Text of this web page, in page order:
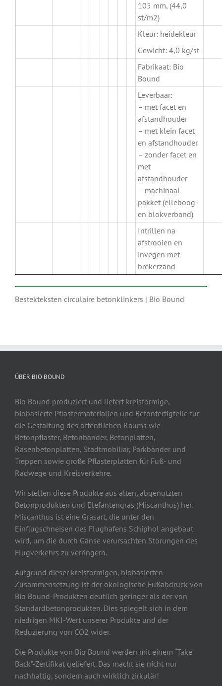
105 mm, (44,0
st/m2)
Kleur: heidekleur
Gewicht: 4,0 kg/st
Fabrikaat: Bio
Bound
Leverbaar:
– met facet en
afstandhouder
– met klein facet
en afstandhouder
– zonder facet en
met
afstandhouder
– machinaal
pakket (elleboog-
en blokverband)
Intrillen na
afstrooien en
invegen met
brekerzand
Bestekteksten circulaire betonklinkers | Bio Bound
ÜBER BIO BOUND
Bio Bound produziert und liefert kreisförmige,
biobasierte Pflastermaterialien und Betonfertigteile für
die Gestaltung des öffentlichen Raums wie
Betonpflaster, Betonbänder, Betonplatten,
Rasenbetonplatten, Stadtmobiliar, Parkbänder und
Treppen sowie große Pflasterplatten für Fuß- und
Radwege und Kreisverkehre.
Wir stellen diese Produkte aus alten, abgenutzten
Betonprodukten und Elefantengras (Miscanthus) her.
Miscanthus ist eine Grasart, die unter den
Einflugschneisen des Flughafens Schiphol angebaut
wird, um die durch Gänse verursachten Störungen des
Flugverkehrs zu verringern.
Aufgrund dieser kreisförmigen, biobasierten
Zusammensetzung ist der ökologische Fußabdruck von
Bio Bound-Produkten deutlich geringer als der von
Standardbetonprodukten. Dies spiegelt sich in dem
niedrigen MKI-Wert unserer Produkte und der
Reduzierung von CO2 wider.
Die Produkte von Bio Bound werden mit einem “Take
Back”-Zertifikat geliefert. Das macht sie nicht nur
nachhaltig, sondern auch wirklich zirkulär!